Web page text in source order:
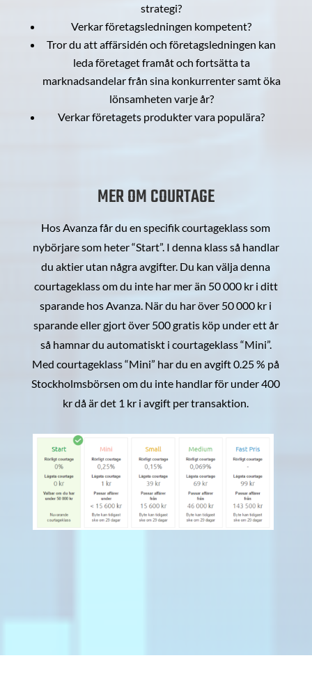
strategi?
Verkar företagsledningen kompetent?
Tror du att affärsidén och företagsledningen kan
leda företaget framåt och fortsätta ta
marknadsandelar från sina konkurrenter samt öka
lönsamheten varje år?
Verkar företagets produkter vara populära?
MER OM COURTAGE
Hos Avanza får du en specifik courtageklass som
nybörjare som heter “Start”. I denna klass så handlar
du aktier utan några avgifter. Du kan välja denna
courtageklass om du inte har mer än 50 000 kr i ditt
sparande hos Avanza. När du har över 50 000 kr i
sparande eller gjort över 500 gratis köp under ett år
så hamnar du automatiskt i courtageklass “Mini”.
Med courtageklass “Mini” har du en avgift 0.25 % på
Stockholmsbörsen om du inte handlar för under 400
kr då är det 1 kr i avgift per transaktion.